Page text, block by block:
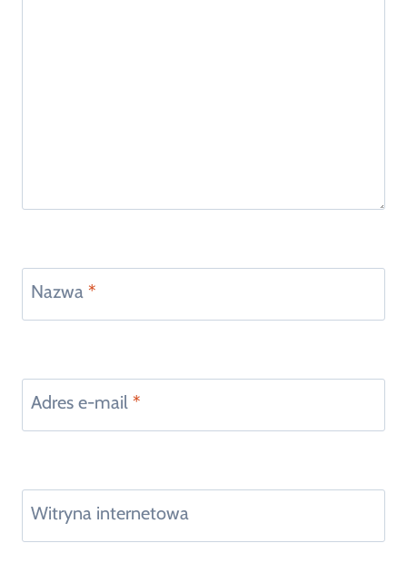
Nazwa *
Adres e-mail *
Witryna internetowa